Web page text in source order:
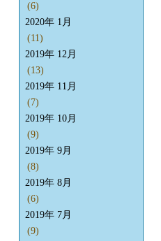
(6)
2020年 1月
(11)
2019年 12月
(13)
2019年 11月
(7)
2019年 10月
(9)
2019年 9月
(8)
2019年 8月
(6)
2019年 7月
(9)